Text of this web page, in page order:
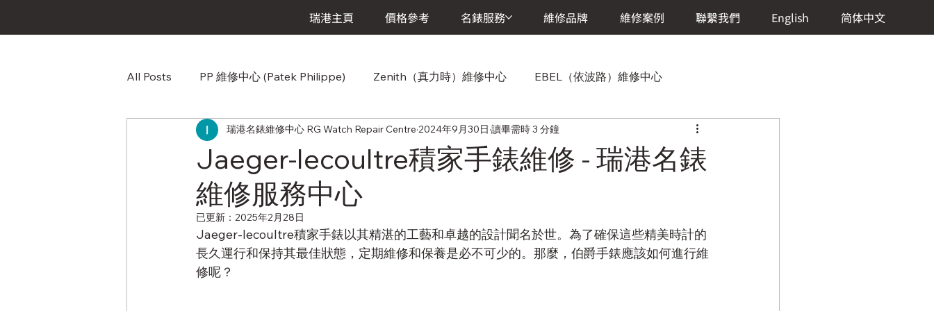
瑞港主頁 價格參考 名錶服務 維修品牌 維修案例 聯繫我們 English 简体中文
All Posts PP 維修中心 (Patek Philippe) Zenith（真力時）維修中心 EBEL（依波路）維修中心
Omega（歐米茄）維修中心 Cartier(卡地亞)維修中心 Chopard（蕭邦）維修中心
Audemars Piguet (愛彼) AP維修中心
Corum (崑崙錶) 維修中心 Breitling (百年靈)維修中心 Baume & Mercier (寶曼錶)維修中心
Jaeger-lecoultre積家手錶維修 - 瑞港名錶
維修服務中心
瑞港名錶維修中心 RG Watch Repair Centre 2024年9月30日 讀畢需時 3 分鐘
已更新： 2025年2月28日
Jaeger-lecoultre積家手錶以其精湛的工藝和卓越的設計聞名於世。為了確保這些精美時計的
長久運行和保持其最佳狀態，定期維修和保養是必不可少的。那麼，伯爵手錶應該如何進行維
修呢？